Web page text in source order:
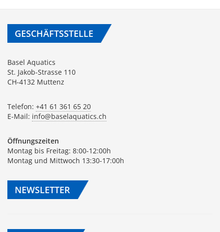
GESCHÄFTSSTELLE
Basel Aquatics
St. Jakob-Strasse 110
CH-4132 Muttenz
Telefon: +41 61 361 65 20
E-Mail: info@baselaquatics.ch
Öffnungszeiten
Montag bis Freitag: 8:00-12:00h
Montag und Mittwoch 13:30-17:00h
NEWSLETTER